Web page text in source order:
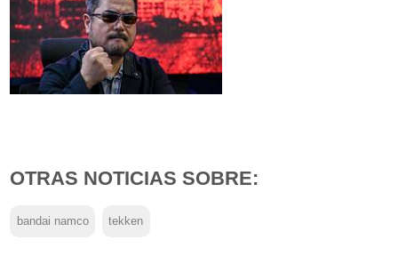
OTRAS NOTICIAS SOBRE:
bandai namco tekken